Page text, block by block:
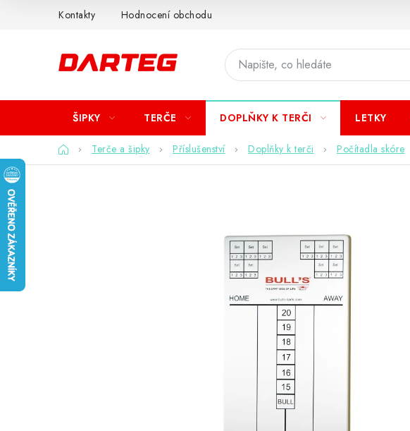
Kontakty Hodnocení obchodu
ŠIPKY TERČE DOPLŇKY K TERČI LETKY
DomůTerče a šipky Příslušenství Doplňky k terči Počítadla skóre